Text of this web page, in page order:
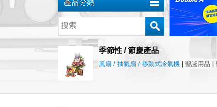
季節性 / 節慶產品
風扇 / 抽氣扇 / 移動式冷氣機 聖誕用品